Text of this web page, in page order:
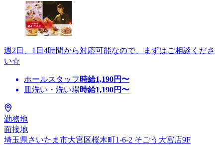
週2日、1日4時間から対応可能なので、まずはご相談くださ
い☆
ホールスタッフ 時給1,190円〜
皿洗い・洗い場時給1,190円〜
勤務地
面接地
埼玉県さいたま市大宮区桜木町1-6-2 そごう大宮店9F